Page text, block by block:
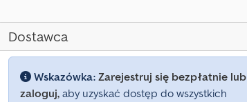
Dostawca
Wskazówka: Zarejestruj się bezpłatnie lub
zaloguj, aby uzyskać dostęp do wszystkich